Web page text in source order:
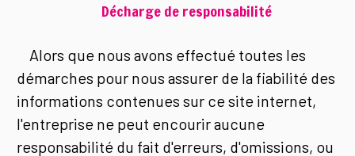
Décharge de responsabilité
Alors que nous avons effectué toutes les
démarches pour nous assurer de la fiabilité des
informations contenues sur ce site internet,
l'entreprise ne peut encourir aucune
responsabilité du fait d'erreurs, d'omissions, ou